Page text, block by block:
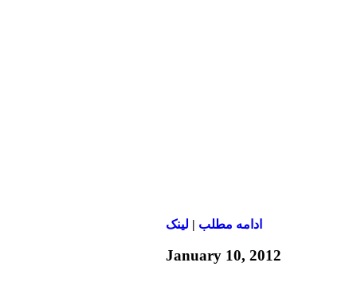
ادامه مطلب | لينک
January 10, 2012